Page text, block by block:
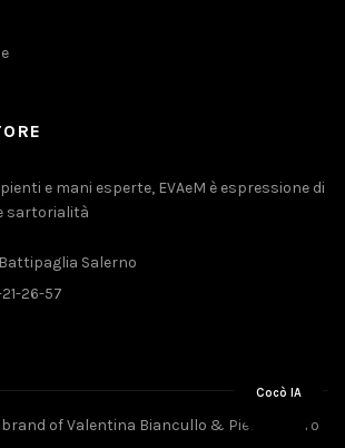
e mani esperte, EVAeM è espressione di
sartorialità
Salerno
26-57
brand of Valentina Biancullo & Pietro Piliero
Cocò IA